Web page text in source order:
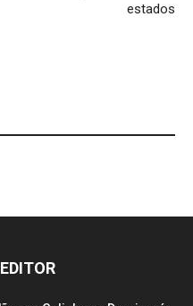
estados